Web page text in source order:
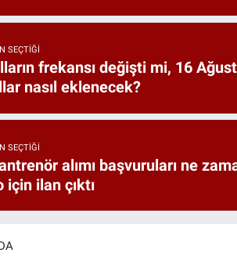
SEÇTIĞI
frekansı değişti mi, 16
nasıl eklenecek?
SEÇTIĞI
alımı başvuruları ne
için ilan çıktı